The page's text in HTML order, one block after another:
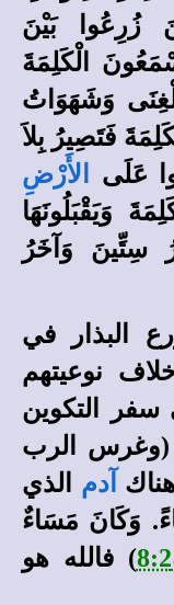
زُرِعُوا بَيْنَ
الْكَلِمَةَ
وَشَهَوَاتُ
فَتَصِيرُ بِلاَ
عَلَى
الأَرْضِ
وَيَقْبَلُونَهَا
سِتِّينَ وَآخَرُ
البذار في
نوعيتهم
سفر التكوين
(وغرس الرب
آدم الذي
وَكَانَ مَسَاءٌ
) فالله هو